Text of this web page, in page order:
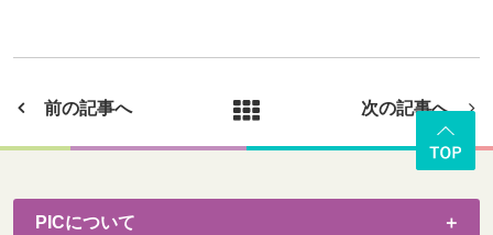
前の記事へ 次の記事へ
PICについて